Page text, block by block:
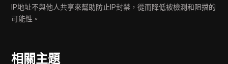
IP地址不與他人共享來幫助防止IP封禁，從而降低被檢測和阻擋的
可能性。
相關主題